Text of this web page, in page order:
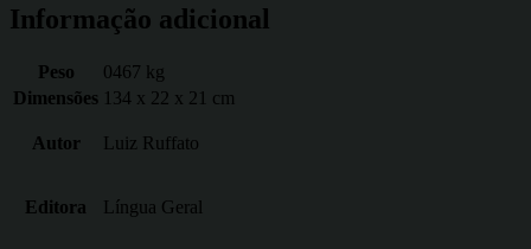
Informação adicional
Peso
0467 kg
Dimensões 134 x 22 x 21 cm
Autor Luiz Ruffato
Editora Língua Geral